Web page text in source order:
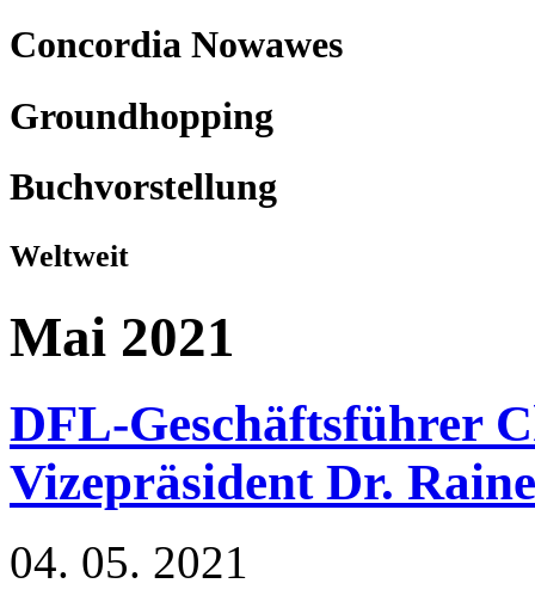
Concordia Nowawes
Groundhopping
Buchvorstellung
Weltweit
Mai 2021
DFL-Geschäftsführer
Vizepräsident Dr.
04. 05. 2021